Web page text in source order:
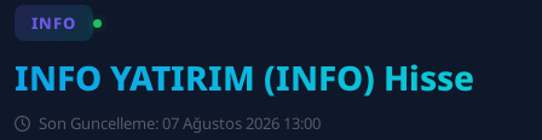
INFO
INFO YATIRIM (INFO) Hisse
Son Guncelleme: 07 Ağustos 2026 13:00